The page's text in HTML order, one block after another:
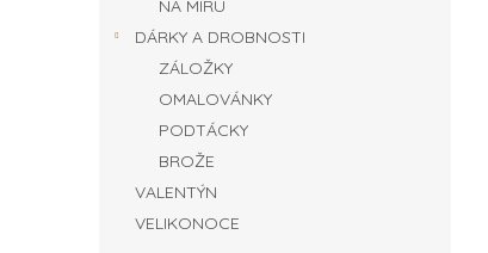
NA MÍRU
DÁRKY A DROBNOSTI
ZÁLOŽKY
OMALOVÁNKY
PODTÁCKY
BROŽE
VALENTÝN
VELIKONOCE